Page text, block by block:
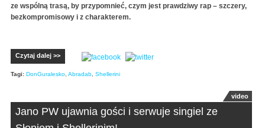
ze wspólną trasą, by przypomnieć, czym jest prawdziwy rap – szczery,
bezkompromisowy i z charakterem.
Czytaj dalej >>
Tagi: DonGuralesko, Abradab, Shellerini
video
Jano PW ujawnia gości i serwuje singiel ze